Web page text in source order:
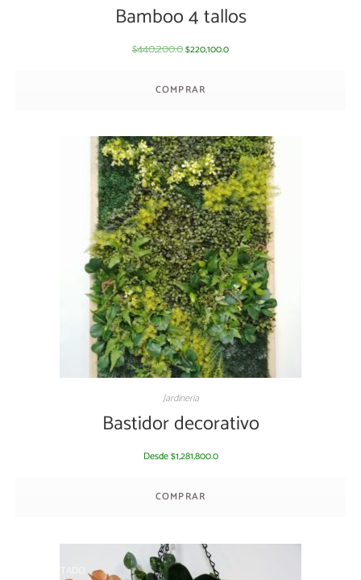
Bamboo 4 tallos
$440,200.0 $220,100.0
COMPRAR
Jardineria
Bastidor decorativo
Desde $1,281,800.0
COMPRAR
AGOTADO